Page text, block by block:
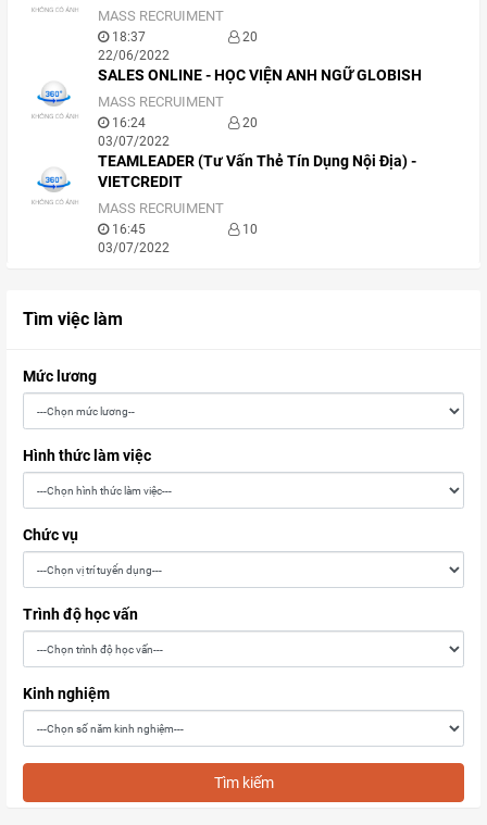
MASS RECRUIMENT
18:37
22/06/2022
20
SALES ONLINE - HỌC VIỆN ANH NGỮ GLOBISH
MASS RECRUIMENT
16:24
03/07/2022
20
TEAMLEADER (Tư Vấn Thẻ Tín Dụng Nội Địa) -
VIETCREDIT
MASS RECRUIMENT
16:45
03/07/2022
10
Tìm việc làm
Mức lương
Hình thức làm việc
Chức vụ
Trình độ học vấn
Kinh nghiệm